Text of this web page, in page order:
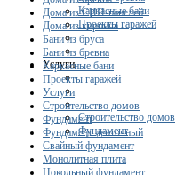
Каркасные бани
Проекты гаражей
Услуги
Строительство домов
Фундамент
Дома из СИП-панелей
Дома из кирпича
Бани из бруса
Бани из бревна
Каркасные бани
Проекты гаражей
Услуги
Строительство домов
Фундамент
Фундамент ленточный
Свайный фундамент
Монолитная плита
Цокольный фундамент